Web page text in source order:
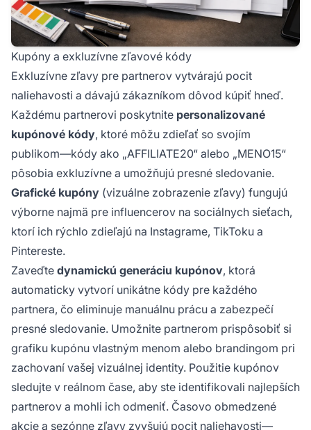
Kupóny a exkluzívne zľavové kódy
Exkluzívne zľavy pre partnerov vytvárajú pocit
naliehavosti a dávajú zákazníkom dôvod kúpiť hneď.
Každému partnerovi poskytnite personalizované
kupónové kódy, ktoré môžu zdieľať so svojím
publikom—kódy ako „AFFILIATE20“ alebo „MENO15“
pôsobia exkluzívne a umožňujú presné sledovanie.
Grafické kupóny (vizuálne zobrazenie zľavy) fungujú
výborne najmä pre influencerov na sociálnych sieťach,
ktorí ich rýchlo zdieľajú na Instagrame, TikToku a
Pintereste.
Zaveďte dynamickú generáciu kupónov, ktorá
automaticky vytvorí unikátne kódy pre každého
partnera, čo eliminuje manuálnu prácu a zabezpečí
presné sledovanie. Umožnite partnerom prispôsobiť si
grafiku kupónu vlastným menom alebo brandingom pri
zachovaní vašej vizuálnej identity. Použitie kupónov
sledujte v reálnom čase, aby ste identifikovali najlepších
partnerov a mohli ich odmeniť. Časovo obmedzené
akcie a sezónne zľavy zvyšujú pocit naliehavosti—